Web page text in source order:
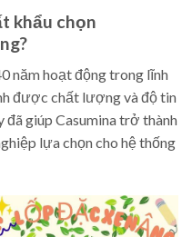
khẩu chọn
năm hoạt động trong lĩnh
được chất lượng và độ tin
đã giúp Casumina trở thành
lựa chọn cho hệ thống